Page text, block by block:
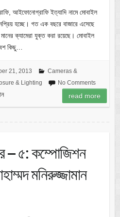
আইফোনোগ্রাফি ইত্যাদি নামে মোবাইল
হচ্ছে। গত এক বছরে বাজারে এসেছে
ক্যামেরা যুক্ত করা রয়েছে। মোবাইল
কিছু…
21, 2013
Cameras &
& Lighting No Comments
read more
– ৫: কম্পোজিশন
মনিরুজ্জামান